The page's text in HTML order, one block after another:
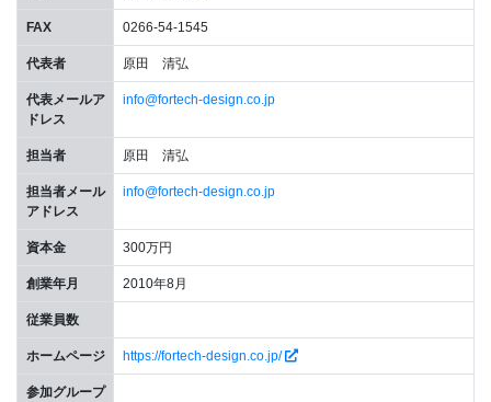
FAX 0266-54-1545
代表者 原田 清弘
代表メールア
ドレス
info@fortech-design.co.jp
担当者 原田 清弘
担当者メール
アドレス
info@fortech-design.co.jp
資本金 300万円
創業年月 2010年8月
従業員数
ホームページ https://fortech-design.co.jp/
参加グループ